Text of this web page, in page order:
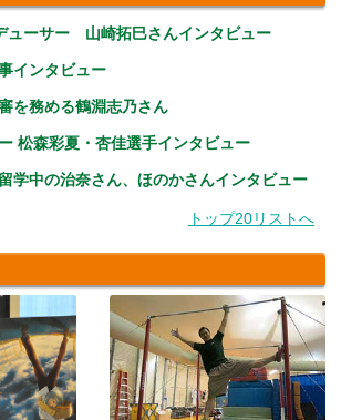
ューサー 山崎拓巳さんインタビュー
インタビュー
を務める鶴淵志乃さん
松森彩夏・杏佳選手インタビュー
学中の治奈さん、ほのかさんインタビュー
トップ20リストへ